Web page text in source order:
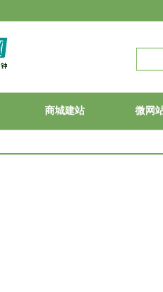
商城建站 微网